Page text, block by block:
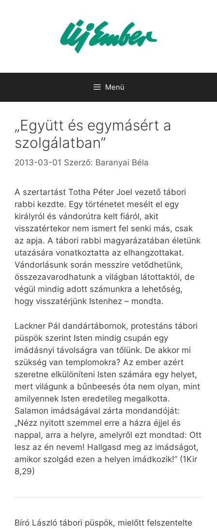
Menü
„Együtt és egymásért a
szolgálatban”
2013-03-01 Szerző: Baranyai Béla
A szertartást Totha Péter Joel vezető tábori
rabbi kezdte. Egy történetet mesélt el egy
királyról és vándorútra kelt fiáról, akit
visszatértekor nem ismert fel senki más, csak
az apja. A tábori rabbi magyarázatában életünk
utazására vonatkoztatta az elhangzottakat.
Vándorlásunk során messzire vetődhetünk,
összezavarodhatunk a világban látottaktól, de
végül mindig adott számunkra a lehetőség,
hogy visszatérjünk Istenhez – mondta.
Lackner Pál dandártábornok, protestáns tábori
püspök szerint Isten mindig csupán egy
imádásnyi távolságra van tőlünk. De akkor mi
szükség van templomokra? Az ember azért
szeretne elkülöníteni Isten számára egy helyet,
mert világunk a bűnbeesés óta nem olyan, mint
amilyennek Isten eredetileg megalkotta.
Salamon imádságával zárta mondandóját:
„Nézz nyitott szemmel erre a házra éjjel és
nappal, arra a helyre, amelyről ezt mondtad: Ott
lesz az én nevem! Hallgasd meg az imádságot,
amikor szolgád ezen a helyen imádkozik!” (1Kir
8,29)
Bíró László tábori püspök, mielőtt felszentelte